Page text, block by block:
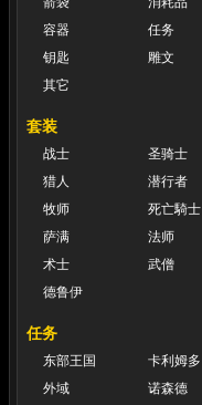
容器
任务
钥匙
雕文
其它
套装
战士
圣骑士
猎人
潜行者
牧师
死亡騎士
萨满
法师
术士
武僧
德鲁伊
任务
东部王国
卡利姆多
外域
诺森德